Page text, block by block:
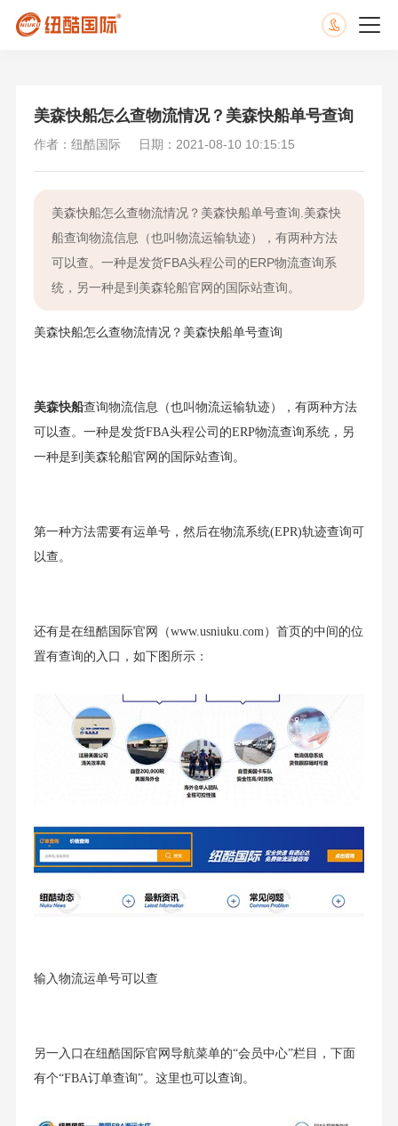
美森快船怎么查物流情况？美森快船单号查询
作者：纽酷国际 日期：2021-08-10 10:15:15
美森快船怎么查物流情况？美森快船单号查询.美森快
船查询物流信息（也叫物流运输轨迹），有两种方法
可以查。一种是发货FBA头程公司的ERP物流查询系
统，另一种是到美森轮船官网的国际站查询。
美森快船怎么查物流情况？美森快船单号查询
美森快船查询物流信息（也叫物流运输轨迹），有两种方法
可以查。一种是发货FBA头程公司的ERP物流查询系统，另
一种是到美森轮船官网的国际站查询。
第一种方法需要有运单号，然后在物流系统(EPR)轨迹查询可
以查。
还有是在纽酷国际官网（www.usniuku.com）首页的中间的位
置有查询的入口，如下图所示：
输入物流运单号可以查
另一入口在纽酷国际官网导航菜单的“会员中心”栏目，下面
有个“FBA订单查询”。这里也可以查询。